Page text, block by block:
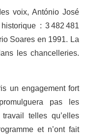
voix, António José
: 3 482 481
Soares en 1991. La
les chancelleries.
un engagement fort
pas les
telles qu’elles
et n’ont fait